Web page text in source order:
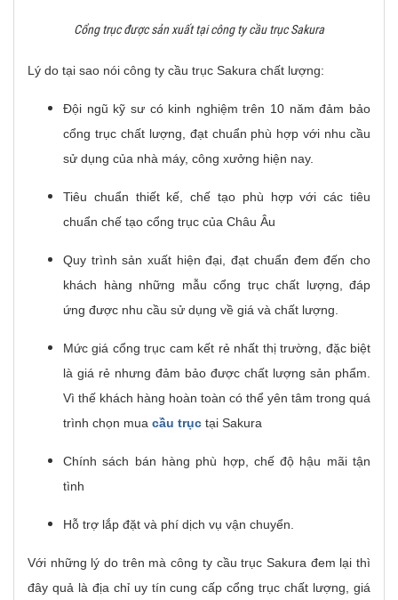
Cổng trục được sản xuất tại công ty cầu trục Sakura
Lý do tại sao nói công ty cầu trục Sakura chất lượng:
Đội ngũ kỹ sư có kinh nghiệm trên 10 năm đảm bảo
cổng trục chất lượng, đạt chuẩn phù hợp với nhu cầu
sử dụng của nhà máy, công xưởng hiện nay.
Tiêu chuẩn thiết kế, chế tạo phù hợp với các tiêu
chuẩn chế tạo cổng trục của Châu Âu
Quy trình sản xuất hiện đại, đạt chuẩn đem đến cho
khách hàng những mẫu cổng trục chất lượng, đáp
ứng được nhu cầu sử dụng về giá và chất lượng.
Mức giá cổng trục cam kết rẻ nhất thị trường, đặc biệt
là giá rẻ nhưng đảm bảo được chất lượng sản phẩm.
Vì thế khách hàng hoàn toàn có thể yên tâm trong quá
trình chọn mua cầu trục tại Sakura
Chính sách bán hàng phù hợp, chế độ hậu mãi tận
tình
Hỗ trợ lắp đặt và phí dịch vụ vận chuyển.
Với những lý do trên mà công ty cầu trục Sakura đem lại thì
đây quả là địa chỉ uy tín cung cấp cổng trục chất lượng, giá